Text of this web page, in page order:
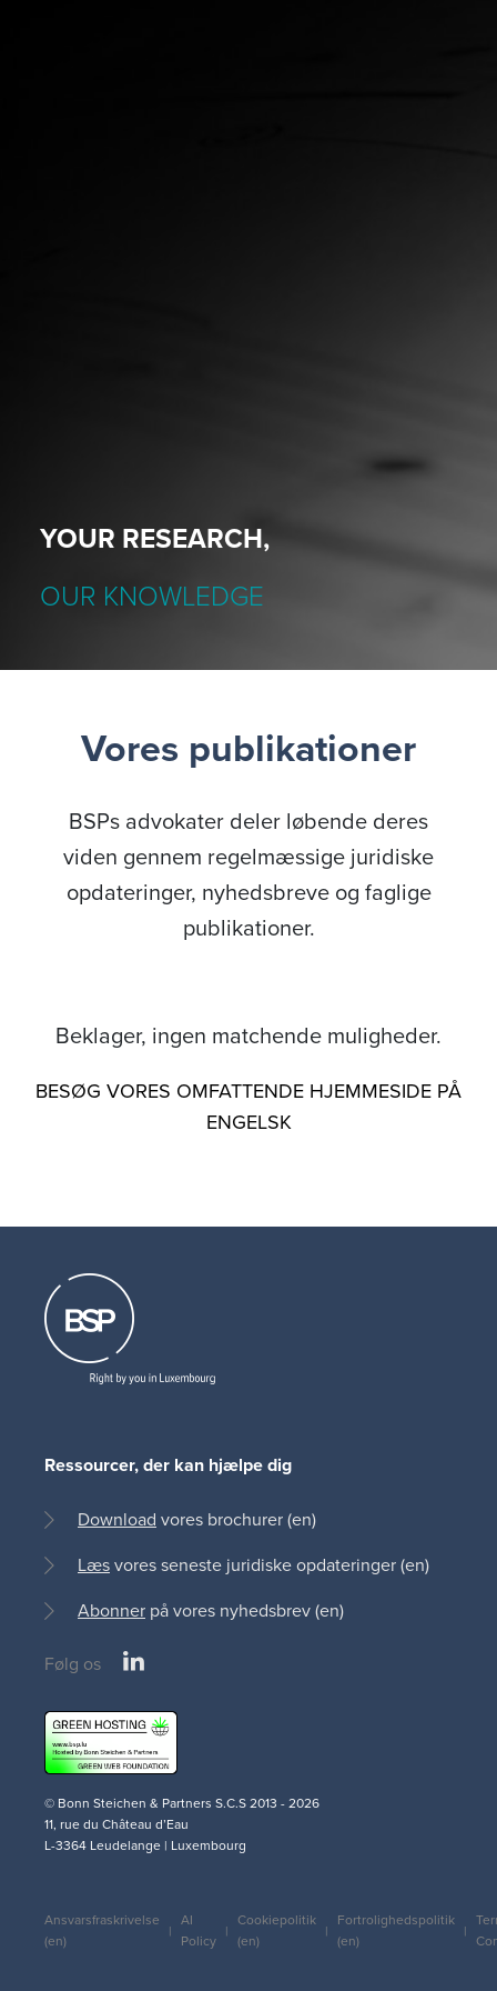
YOUR RESEARCH,
OUR KNOWLEDGE
Vores publikationer
BSPs advokater deler løbende deres
viden gennem regelmæssige juridiske
opdateringer, nyhedsbreve og faglige
publikationer.
Beklager, ingen matchende muligheder.
BESØG VORES OMFATTENDE HJEMMESIDE PÅ
ENGELSK
Ressourcer, der kan hjælpe dig
Download vores brochurer (en)
Læsvores seneste juridiske opdateringer (en)
Abonner på vores nyhedsbrev (en)
Social
Følg os
© Bonn Steichen & Partners S.C.S 2013 - 2026
11, rue du Château d’Eau
L-3364 Leudelange | Luxembourg
Legal
Ansvarsfraskrivelse
(en)
AI
Policy
Cookiepolitik
(en)
Fortrolighedspolitik
(en)